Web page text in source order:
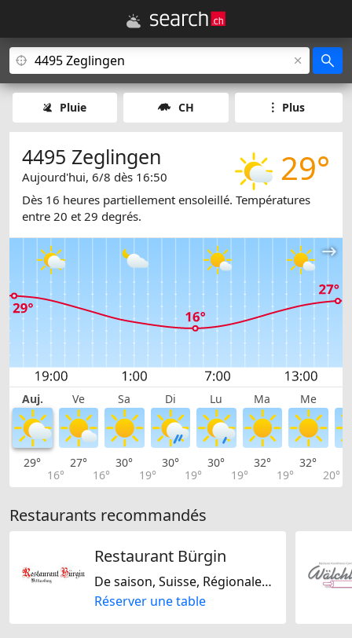
Pluie CH Plus
29°
4495 Zeglingen
Aujourd'hui, 6/8 dès 16:50
Dès 16 heures partiellement ensoleillé. Températures
entre 20 et 29 degrés.
Auj. Ve Sa Di Lu Ma Me
29°
16°
27°
16°
30°
19°
30°
19°
30°
19°
32°
19°
32°
20°
Restaurants recommandés
Restaurant Bürgin
De saison, Suisse, Régionale, Sans gluten, Sans lactose
Réserver une table